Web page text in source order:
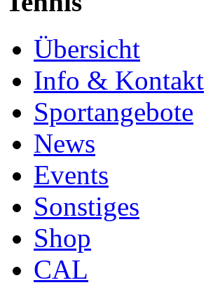
Übersicht
Info & Kontakt
Sportangebote
News
Events
Sonstiges
Shop
CAL